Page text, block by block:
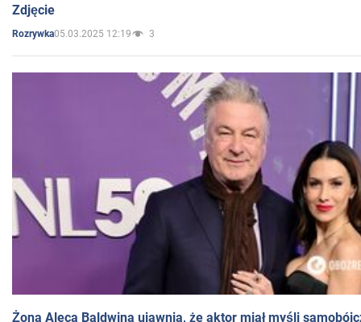
Zdjęcie
Rozrywka05.03.2025 12:19 3
Żona Aleca Baldwina ujawnia, że aktor miał myśli